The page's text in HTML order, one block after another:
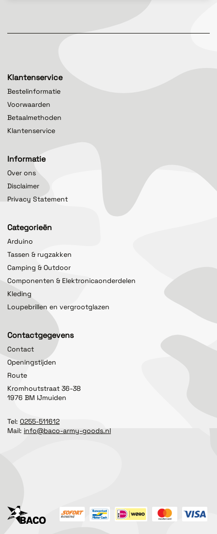
Klantenservice
Bestelinformatie
Voorwaarden
Betaalmethoden
Klantenservice
Informatie
Over ons
Disclaimer
Privacy Statement
Categorieën
Arduino
Tassen & rugzakken
Camping & Outdoor
Componenten & Elektronicaonderdelen
Kleding
Loupebrillen en vergrootglazen
Contactgegevens
Contact
Openingstijden
Route
Kromhoutstraat 36-38
1976 BM IJmuiden
Tel: 0255-511612
Mail: info@baco-army-goods.nl